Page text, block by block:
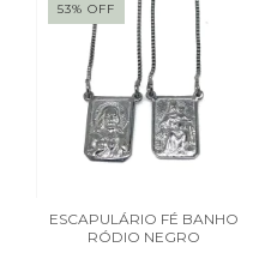
53% OFF
ESCAPULÁRIO FÉ BANHO
RÓDIO NEGRO